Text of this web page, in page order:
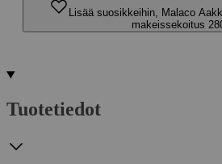
Lisää suosikkeihin, Malaco
makeissekoitus
Tuotetiedot